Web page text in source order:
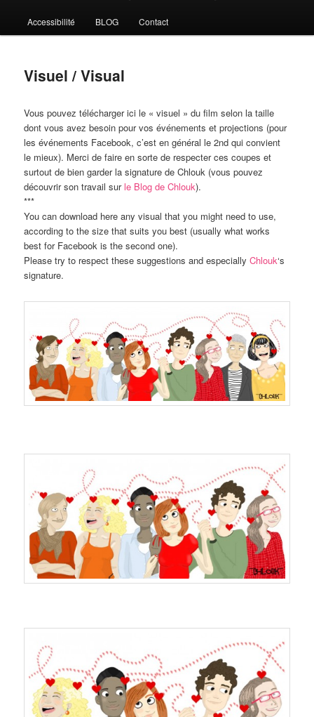
Accessibilité BLOG Contact
Visuel / Visual
Vous pouvez télécharger ici le « visuel » du film selon la taille
dont vous avez besoin pour vos événements et projections (pour
les événements Facebook, c’est en général le 2nd qui convient
le mieux). Merci de faire en sorte de respecter ces coupes et
surtout de bien garder la signature de Chlouk (vous pouvez
découvrir son travail surle Blog de Chlouk).
***
You can download here any visual that you might need to use,
according to the size that suits you best (usually what works
best for Facebook is the second one).
Please try to respect these suggestions and especiallyChlouk‘s
signature.